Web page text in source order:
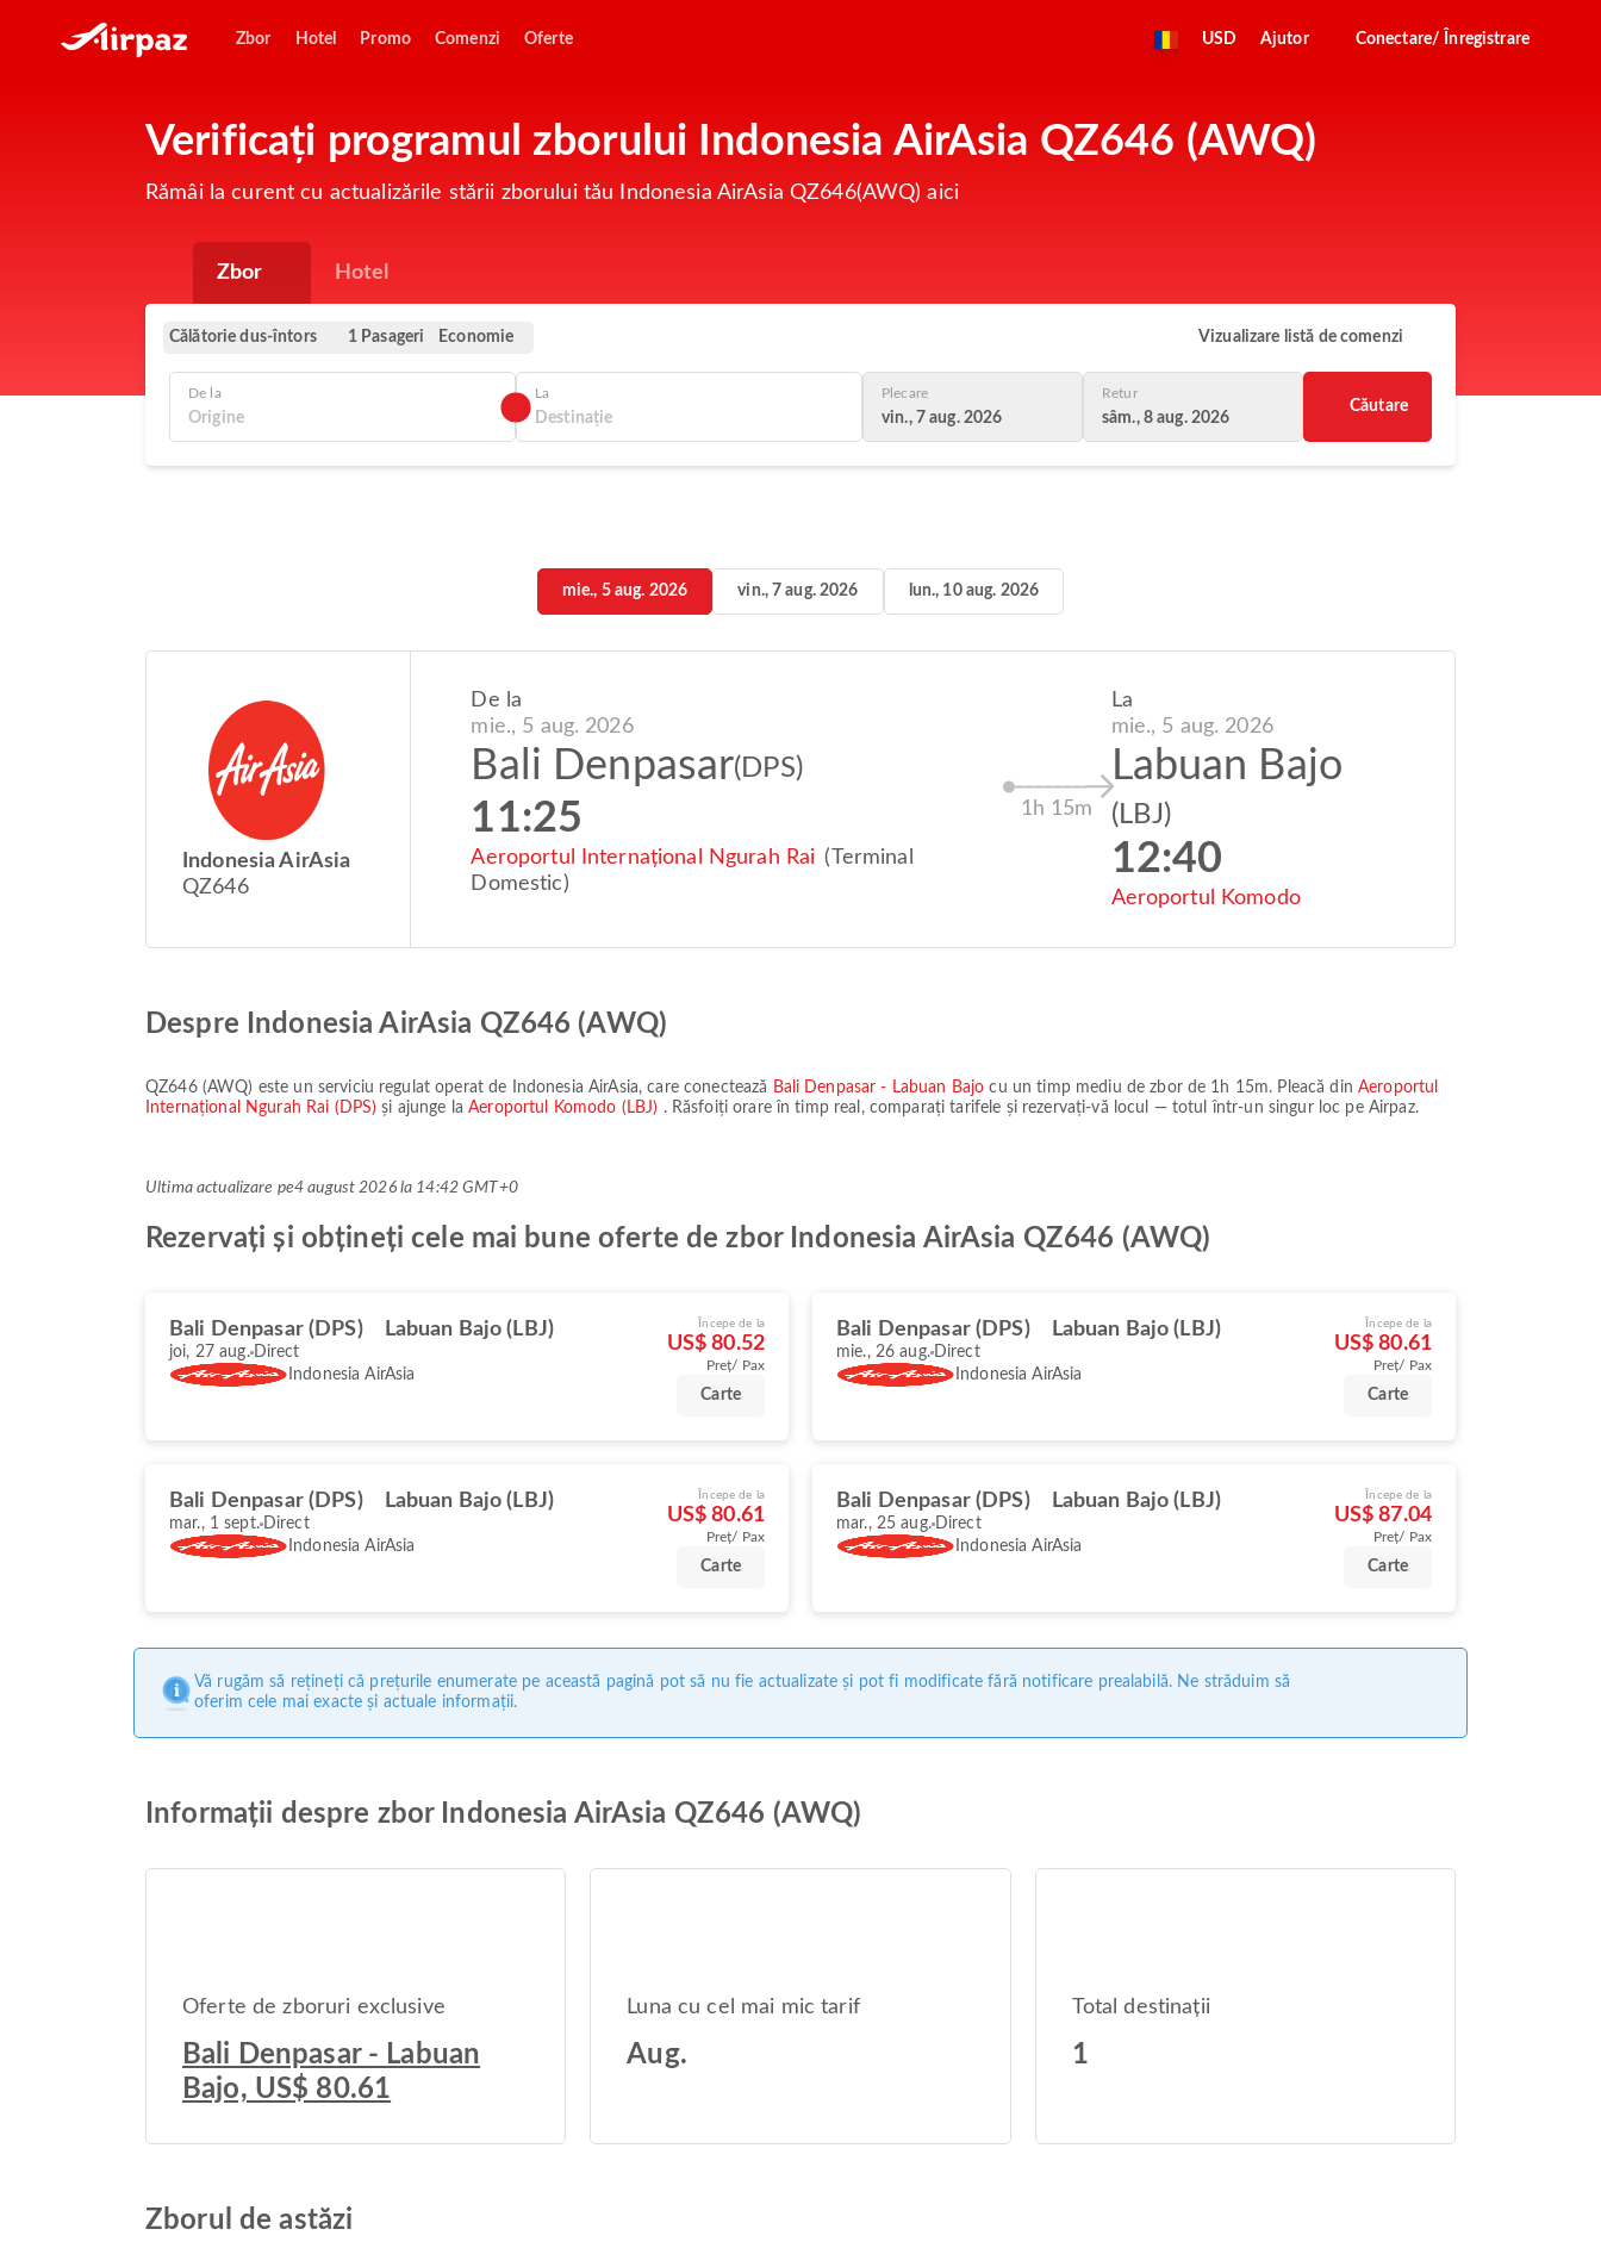
Zbor Hotel Promo Comenzi Oferte USD Ajutor Conectare/ Înregistrare
Verificați programul zborului Indonesia AirAsia QZ646 (AWQ)
Rămâi la curent cu actualizările stării zborului tău Indonesia AirAsia QZ646(AWQ) aici
Zbor Hotel
Călătorie dus-întors 1 Pasageri Economie Vizualizare listă de comenzi
De la La Plecare
vin., 7 aug. 2026
Retur
sâm., 8 aug. 2026
Căutare
mie., 5 aug. 2026 vin., 7 aug. 2026 lun., 10 aug. 2026
Indonesia AirAsia
QZ646
De la
mie., 5 aug. 2026
Bali Denpasar(DPS)
11:25
Aeroportul Internațional Ngurah Rai (Terminal
Domestic)
1h 15m
La
mie., 5 aug. 2026
Labuan Bajo
(LBJ)
12:40
Aeroportul Komodo
Despre Indonesia AirAsia QZ646 (AWQ)
QZ646(AWQ) este un serviciu regulat operat de Indonesia AirAsia, care conectează Bali Denpasar - Labuan Bajo cu un timp mediu de zbor de 1h 15m. Pleacă dinAeroportul
Internațional Ngurah Rai (DPS)și ajunge laAeroportul Komodo (LBJ) . Răsfoiți orare în timp real, comparați tarifele și rezervați-vă locul — totul într-un singur loc pe Airpaz.
Ultima actualizare pe4 august 2026 la 14:42 GMT+0
Rezervați și obțineți cele mai bune oferte de zbor Indonesia AirAsia QZ646 (AWQ)
Bali Denpasar (DPS) Labuan Bajo (LBJ)
joi, 27 aug. Direct
Indonesia AirAsia
Începe de la
US$ 80.52
Preț/ Pax
Carte
Bali Denpasar (DPS) Labuan Bajo (LBJ)
mie., 26 aug. Direct
Indonesia AirAsia
Începe de la
US$ 80.61
Preț/ Pax
Carte
Bali Denpasar (DPS) Labuan Bajo (LBJ)
mar., 1 sept. Direct
Indonesia AirAsia
Începe de la
US$ 80.61
Preț/ Pax
Carte
Bali Denpasar (DPS) Labuan Bajo (LBJ)
mar., 25 aug. Direct
Indonesia AirAsia
Începe de la
US$ 87.04
Preț/ Pax
Carte
Vă rugăm să rețineți că prețurile enumerate pe această pagină pot să nu fie actualizate și pot fi modificate fără notificare prealabilă. Ne străduim să
oferim cele mai exacte și actuale informații.
Informații despre zbor Indonesia AirAsia QZ646 (AWQ)
Oferte de zboruri exclusive
Bali Denpasar - Labuan
Bajo, US$ 80.61
Luna cu cel mai mic tarif
Aug.
Total destinații
1
Zborul de astăzi